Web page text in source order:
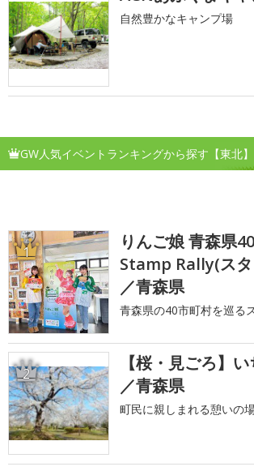
自然豊かなキャンプ場
GW人気イベントランキングから探す【東北】
1
りんご娘 青森県
Stamp Rally(ス
／青森県
青森県の40市町村を巡る
2
【桜・見ごろ】
／青森県
町民に親しまれる憩いの